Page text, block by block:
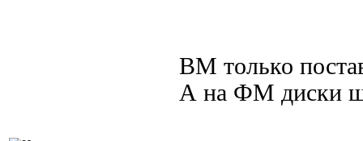
ВМ только
А на ФМ диски